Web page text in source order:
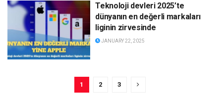
Teknoloji devleri 2025’te
dünyanın en değerli markaları
liginin zirvesinde
JANUARY 22, 2025
1 2 3